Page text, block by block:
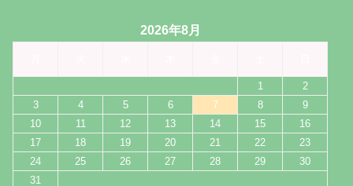
2026年8月
1
2
3
4 5 6 7 8
9
10
11 12 13 14 15
16
17
18 19 20 21 22
23
24
25 26 27 28 29
30
31